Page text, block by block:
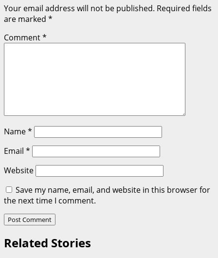
Your email address will not be published. Required fields
are marked *
Comment*
Name*
Email *
Website
Save my name, email, and website in this browser for
the next time I comment.
Related Stories